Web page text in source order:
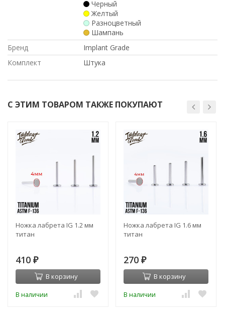
Черный
Желтый
Разноцветный
Шампань
Бренд
Implant Grade
Комплект
Штука
С ЭТИМ ТОВАРОМ ТАКЖЕ ПОКУПАЮТ
Ножка лабрета IG 1.2 мм
титан
410 ₽
В корзину
В наличии
Ножка лабрета IG 1.6 мм
титан
270 ₽
В корзину
В наличии